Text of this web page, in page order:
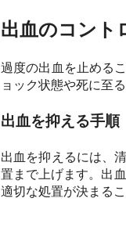
出血のコント
過度の出血を止める
ョック状態や死に至
出血を抑える手順
出血を抑えるには、
置まで上げます。出
適切な処置が決まる